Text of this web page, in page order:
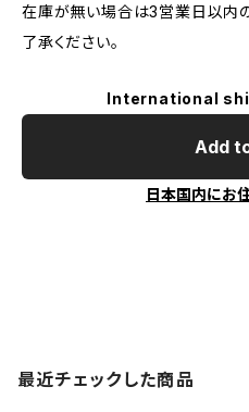
在庫が無い場合は3営業日以内
了承ください。
International
Add
日本国内にお
最近チェックした商品